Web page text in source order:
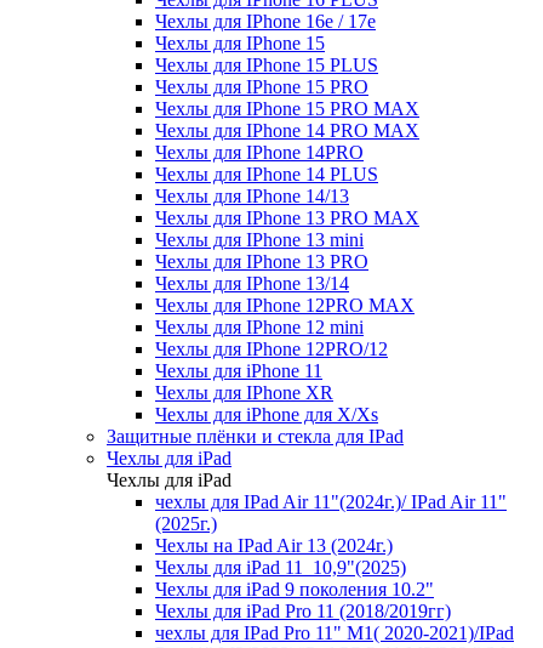
Чехлы для IPhone 16e / 17e
Чехлы для IPhone 15
Чехлы для IPhone 15 PLUS
Чехлы для IPhone 15 PRO
Чехлы для IPhone 15 PRO MAX
Чехлы для IPhone 14 PRO MAX
Чехлы для IPhone 14PRO
Чехлы для IPhone 14 PLUS
Чехлы для IPhone 14/13
Чехлы для IPhone 13 PRO MAX
Чехлы для IPhone 13 mini
Чехлы для IPhone 13 PRO
Чехлы для IPhone 13/14
Чехлы для IPhone 12PRO MAX
Чехлы для IPhone 12 mini
Чехлы для IPhone 12PRO/12
Чехлы для iPhone 11
Чехлы для IPhone XR
Чехлы для iPhone для X/Xs
Защитные плёнки и стекла для IPad
Чехлы для iPad
Чехлы для iPad
чехлы для IPad Air 11"(2024г.)/ IPad Air 11"
(2025г.)
Чехлы на IPad Air 13 (2024г.)
Чехлы для iPad 11_10,9"(2025)
Чехлы для iPad 9 поколения 10.2"
Чехлы для iPad Pro 11 (2018/2019гг)
чехлы для IPad Pro 11" М1( 2020-2021)/IPad